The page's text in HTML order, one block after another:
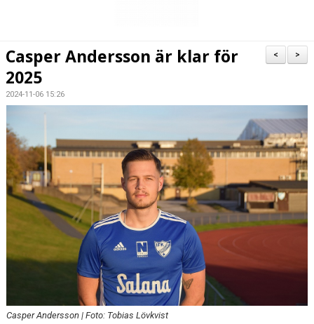
TRUPPEN
BILDGALLERI
DOKUMENT
>
<
Casper Andersson är klar för
2025
2024-11-06 15:26
Casper Andersson | Foto: Tobias Lövkvist